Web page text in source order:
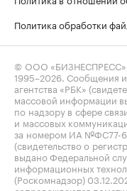
Политика обработки
© ООО
1995–2026 . Сообщения
агентства «РБК»
массовой информации
по надзору в сфере
и массовых
за номером ИА №ФС77-
(свидетельство о
выдано Федеральной
информационных
(Роскомнадзор)